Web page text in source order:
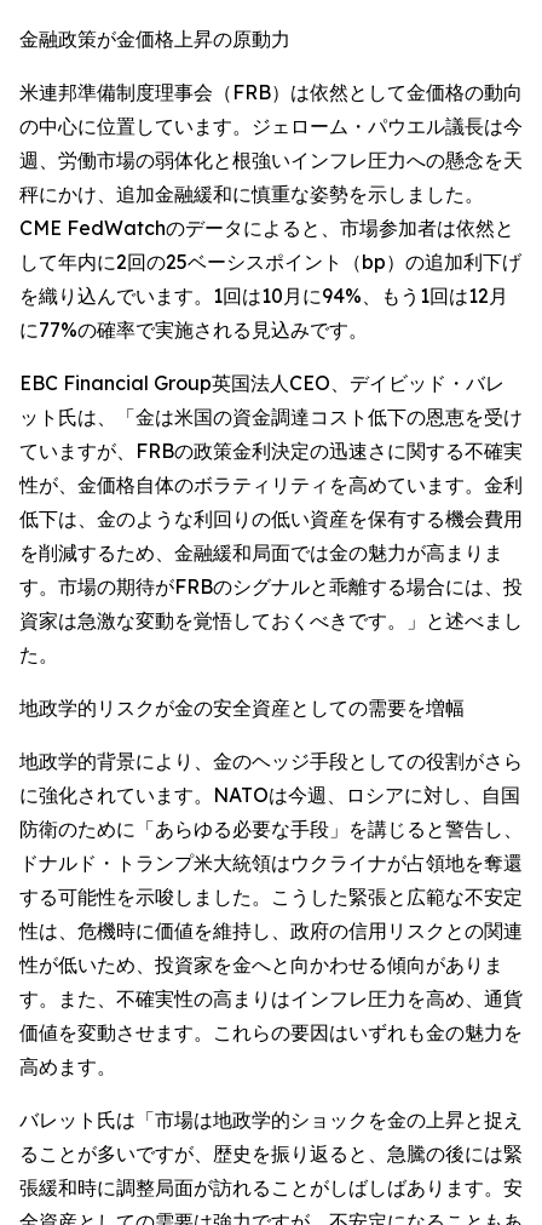
金融政策が金価格上昇の原動力
米連邦準備制度理事会（FRB）は依然として金価格の動向
の中心に位置しています。ジェローム・パウエル議長は今
週、労働市場の弱体化と根強いインフレ圧力への懸念を天
秤にかけ、追加金融緩和に慎重な姿勢を示しました。
CME FedWatchのデータによると、市場参加者は依然と
して年内に2回の25ベーシスポイント（bp）の追加利下げ
を織り込んでいます。1回は10月に94%、もう1回は12月
に77%の確率で実施される見込みです。
EBC Financial Group英国法人CEO、デイビッド・バレ
ット氏は、「金は米国の資金調達コスト低下の恩恵を受け
ていますが、FRBの政策金利決定の迅速さに関する不確実
性が、金価格自体のボラティリティを高めています。金利
低下は、金のような利回りの低い資産を保有する機会費用
を削減するため、金融緩和局面では金の魅力が高まりま
す。市場の期待がFRBのシグナルと乖離する場合には、投
資家は急激な変動を覚悟しておくべきです。」と述べまし
た。
地政学的リスクが金の安全資産としての需要を増幅
地政学的背景により、金のヘッジ手段としての役割がさら
に強化されています。NATOは今週、ロシアに対し、自国
防衛のために「あらゆる必要な手段」を講じると警告し、
ドナルド・トランプ米大統領はウクライナが占領地を奪還
する可能性を示唆しました。こうした緊張と広範な不安定
性は、危機時に価値を維持し、政府の信用リスクとの関連
性が低いため、投資家を金へと向かわせる傾向がありま
す。また、不確実性の高まりはインフレ圧力を高め、通貨
価値を変動させます。これらの要因はいずれも金の魅力を
高めます。
バレット氏は「市場は地政学的ショックを金の上昇と捉え
ることが多いですが、歴史を振り返ると、急騰の後には緊
張緩和時に調整局面が訪れることがしばしばあります。安